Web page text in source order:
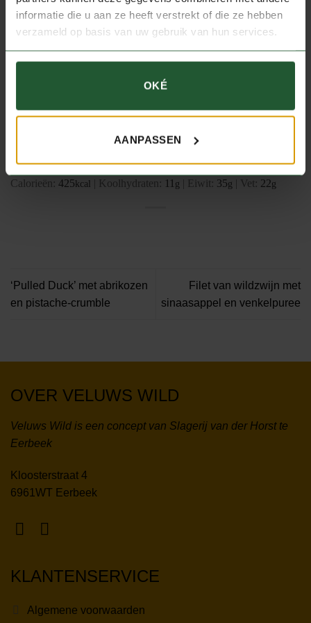
informatie die u aan ze heeft verstrekt of die ze hebben
verzameld op basis van uw gebruik van hun services.
OKÉ
AANPASSEN
Dep de hertenbiefstukjes droog met keukenpapier. Verhit 25
gram boter in een pan en bak de hertenbiefstukjes rondom in
dikte van de biefstukjes). Haal de hertenbiefstukjes uit de
pan, bestrooi ze met peper en zout en dek ze af met
Serveer de hertenbiefstuk in plakken op de gegrilde witlof en
schenk de saus erlangs. Garneer met waterkers.
Voedingswaarde
Calorieën: 425kcal Koolhydraten: 11 g Eiwit: 35g Vet: 22g
‘Pulled Duck’ met abrikozen
en pistache-crumble
Filet van wildzwijn met
sinaasappel en venkelpuree
OVER VELUWS WILD
Veluws Wild is een concept van Slagerij van der Horst te
Eerbeek
Kloosterstraat 4
6961WT Eerbeek
KLANTENSERVICE
Algemene voorwaarden